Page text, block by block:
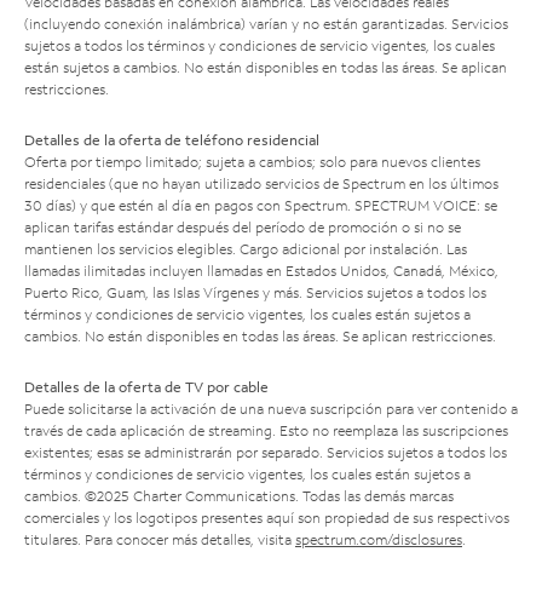
(incluyendo conexión inalámbrica) varían y no están garantizadas. Servicios
sujetos a todos los términos y condiciones de servicio vigentes, los cuales
están sujetos a cambios. No están disponibles en todas las áreas. Se aplican
restricciones.
Detalles de la oferta de teléfono residencial
Oferta por tiempo limitado; sujeta a cambios; solo para nuevos clientes
residenciales (que no hayan utilizado servicios de Spectrum en los últimos
30 días) y que estén al día en pagos con Spectrum. SPECTRUM VOICE: se
aplican tarifas estándar después del período de promoción o si no se
mantienen los servicios elegibles. Cargo adicional por instalación. Las
llamadas ilimitadas incluyen llamadas en Estados Unidos, Canadá, México,
Puerto Rico, Guam, las Islas Vírgenes y más. Servicios sujetos a todos los
términos y condiciones de servicio vigentes, los cuales están sujetos a
cambios. No están disponibles en todas las áreas. Se aplican restricciones.
Detalles de la oferta de TV por cable
Puede solicitarse la activación de una nueva suscripción para ver contenido a
través de cada aplicación de streaming. Esto no reemplaza las suscripciones
existentes; esas se administrarán por separado. Servicios sujetos a todos los
términos y condiciones de servicio vigentes, los cuales están sujetos a
cambios. ©2025 Charter Communications. Todas las demás marcas
comerciales y los logotipos presentes aquí son propiedad de sus respectivos
titulares. Para conocer más detalles, visita spectrum.com/disclosures